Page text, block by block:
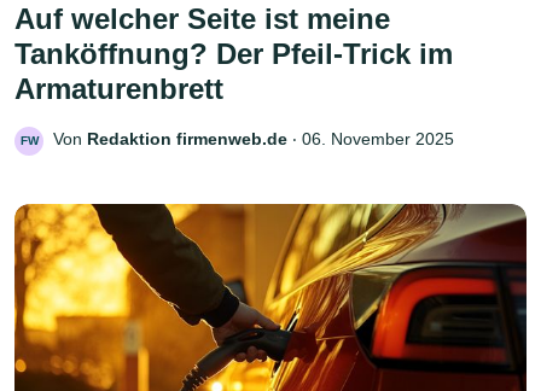
Auf welcher Seite ist meine
Tanköffnung? Der Pfeil-Trick im
Armaturenbrett
FW Von Redaktion firmenweb.de ‧ 06. November 2025